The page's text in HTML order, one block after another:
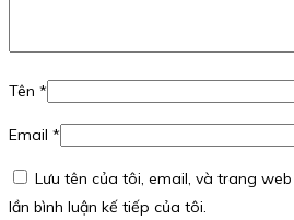
Tên *
Email *
Lưu tên của tôi, email, và trang
lần bình luận kế tiếp của tôi.